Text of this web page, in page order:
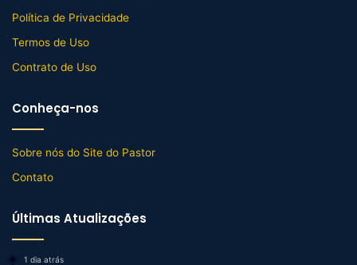
Política de Privacidade
Termos de Uso
Contrato de Uso
Conheça-nos
Sobre nós do Site do Pastor
Contato
Últimas Atualizações
1 dia atrás